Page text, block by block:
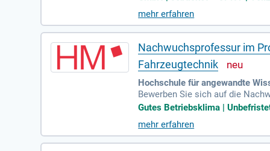
Sie eine Vergütung nach TV-L
mehr erfahren
Nachwuchsprofessur im
Fahrzeugtechnik
Hochschule für angewandte
Bewerben Sie sich auf die
in der Fahrzeugtechnik
hkeit, Teil eines international
Entwicklungsmöglichkeiten
und Fahrzeuginterieur,
Gutes Betriebsklima |
mehr erfahren